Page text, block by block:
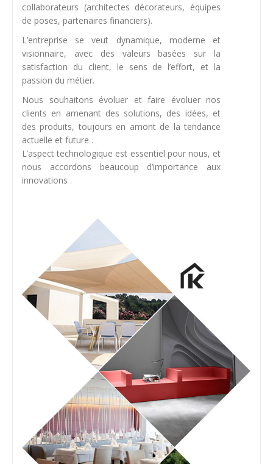
collaborateurs (architectes décorateurs, équipes
de poses, partenaires financiers).
L’entreprise se veut dynamique, moderne et
visionnaire, avec des valeurs basées sur la
satisfaction du client, le sens de l’effort, et la
passion du métier.
Nous souhaitons évoluer et faire évoluer nos
clients en amenant des solutions, des idées, et
des produits, toujours en amont de la tendance
actuelle et future .
L’aspect technologique est essentiel pour nous, et
nous accordons beaucoup d’importance aux
innovations .